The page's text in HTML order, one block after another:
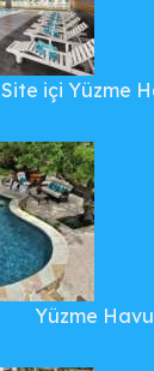
Site içi Yüzme
Yüzme